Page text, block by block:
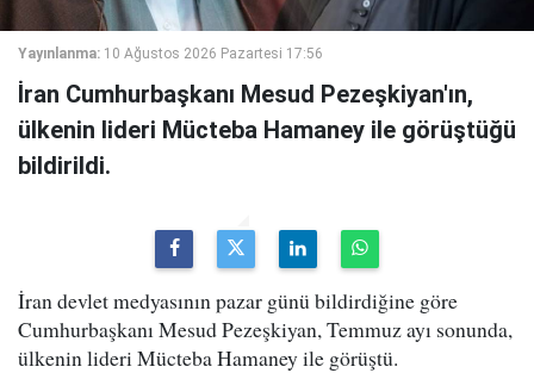
Yayınlanma: 10 Ağustos 2026 Pazartesi 17:56
İran Cumhurbaşkanı Mesud Pezeşkiyan'ın,
ülkenin lideri Mücteba Hamaney ile görüştüğü
bildirildi.
İran devlet medyasının pazar günü bildirdiğine göre
Cumhurbaşkanı Mesud Pezeşkiyan, Temmuz ayı sonunda,
ülkenin lideri Mücteba Hamaney ile görüştü.